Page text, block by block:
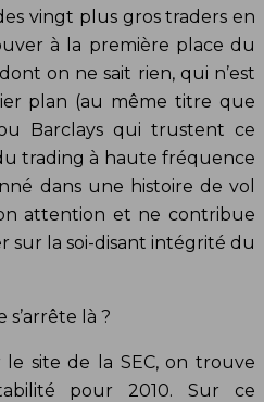
vingt plus gros traders en
à la première place du
on ne sait rien, qui n’est
plan (au même titre que
Barclays qui trustent ce
trading à haute fréquence
dans une histoire de vol
attention et ne contribue
sur la soi-disant intégrité du
s’arrête là ?
site de la SEC, on trouve
pour 2010. Sur ce